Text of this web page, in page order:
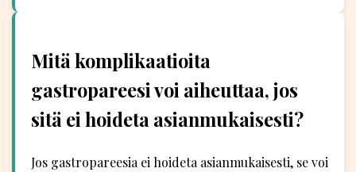
Mitä komplikaatioita
gastropareesi voi aiheuttaa, jos
sitä ei hoideta asianmukaisesti?
Jos gastropareesia ei hoideta asianmukaisesti, se voi